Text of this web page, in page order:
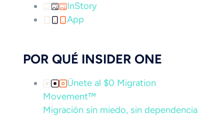
InStory
App
POR QUÉ INSIDER ONE
Únete al $0 Migration
Movement™
Migración sin miedo, sin dependencia